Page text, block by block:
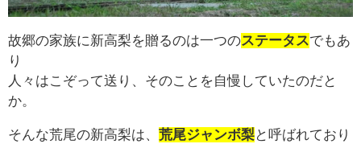
故郷の家族に新高梨を贈るのは一つのステータスでもあ
り
人々はこぞって送り、そのことを自慢していたのだと
か。
そんな荒尾の新高梨は、 荒尾ジャンボ梨と呼ばれており